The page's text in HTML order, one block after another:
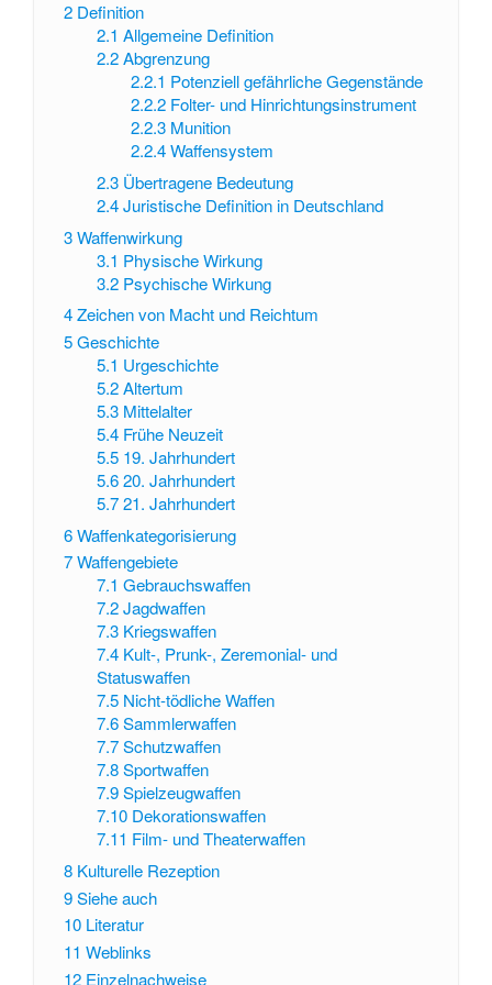
2 Definition
2.1 Allgemeine Definition
2.2 Abgrenzung
2.2.1 Potenziell gefährliche Gegenstände
2.2.2 Folter- und Hinrichtungsinstrument
2.2.3 Munition
2.2.4 Waffensystem
2.3 Übertragene Bedeutung
2.4 Juristische Definition in Deutschland
3Waffenwirkung
3.1 Physische Wirkung
3.2 Psychische Wirkung
4Zeichen von Macht und Reichtum
5Geschichte
5.1 Urgeschichte
5.2 Altertum
5.3 Mittelalter
5.4 Frühe Neuzeit
5.5 19. Jahrhundert
5.6 20. Jahrhundert
5.7 21. Jahrhundert
6Waffenkategorisierung
7Waffengebiete
7.1 Gebrauchswaffen
7.2 Jagdwaffen
7.3 Kriegswaffen
7.4 Kult-, Prunk-, Zeremonial- und
Statuswaffen
7.5 Nicht-tödliche Waffen
7.6 Sammlerwaffen
7.7 Schutzwaffen
7.8 Sportwaffen
7.9 Spielzeugwaffen
7.10 Dekorationswaffen
7.11 Film- und Theaterwaffen
8 Kulturelle Rezeption
9Siehe auch
10 Literatur
11 Weblinks
12 Einzelnachweise